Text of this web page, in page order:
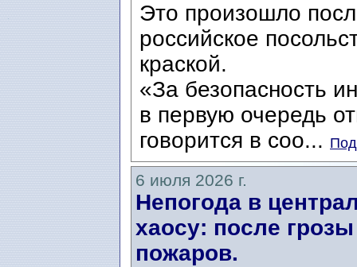
Это произошло
российское
краской.
«За безопасность
в первую очередь
говорится в соо...
6 июля 2026 г.
Непогода в
хаосу: после
пожаров.